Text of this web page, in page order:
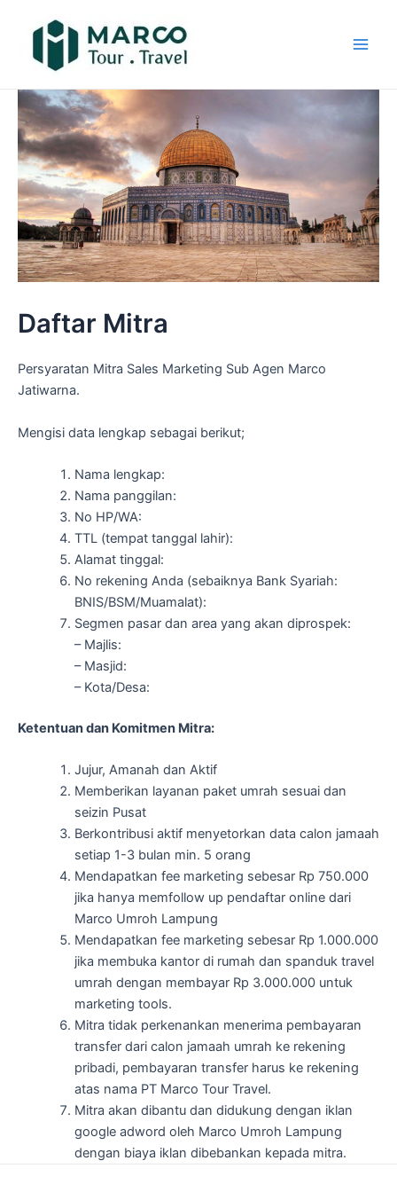
Daftar Mitra
Persyaratan Mitra Sales Marketing Sub Agen Marco
Jatiwarna.
Mengisi data lengkap sebagai berikut;
Nama lengkap:
Nama panggilan:
No HP/WA:
TTL (tempat tanggal lahir):
Alamat tinggal:
No rekening Anda (sebaiknya Bank Syariah:
BNIS/BSM/Muamalat):
Segmen pasar dan area yang akan diprospek:
– Majlis:
– Masjid:
– Kota/Desa:
Ketentuan dan Komitmen Mitra:
Jujur, Amanah dan Aktif
Memberikan layanan paket umrah sesuai dan
seizin Pusat
Berkontribusi aktif menyetorkan data calon jamaah
setiap 1-3 bulan min. 5 orang
Mendapatkan fee marketing sebesar Rp 750.000
jika hanya memfollow up pendaftar online dari
Marco Umroh Lampung
Mendapatkan fee marketing sebesar Rp 1.000.000
jika membuka kantor di rumah dan spanduk travel
umrah dengan membayar Rp 3.000.000 untuk
marketing tools.
Mitra tidak perkenankan menerima pembayaran
transfer dari calon jamaah umrah ke rekening
pribadi, pembayaran transfer harus ke rekening
atas nama PT Marco Tour Travel.
Mitra akan dibantu dan didukung dengan iklan
google adword oleh Marco Umroh Lampung
dengan biaya iklan dibebankan kepada mitra.